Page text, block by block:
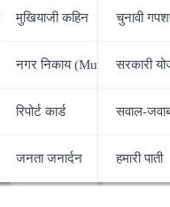
मुखियाजी कहिन
नगर निकाय (Municipality)
रिपोर्ट कार्ड
जनता जनार्दन
चुनावी
सरकारी
सवाल-
हमारी पाती